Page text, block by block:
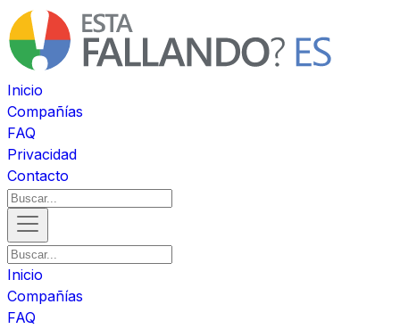
Inicio
Compañías
FAQ
Privacidad
Contacto
Inicio
Compañías
FAQ